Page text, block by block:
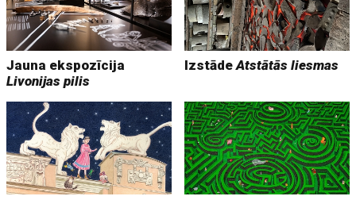
Jauna ekspozīcija
Livonijas pilis
IzstādeAtstātās liesmas